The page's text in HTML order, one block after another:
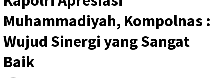
Muhammadiyah, Kompolnas :
Wujud Sinergi yang Sangat
Baik